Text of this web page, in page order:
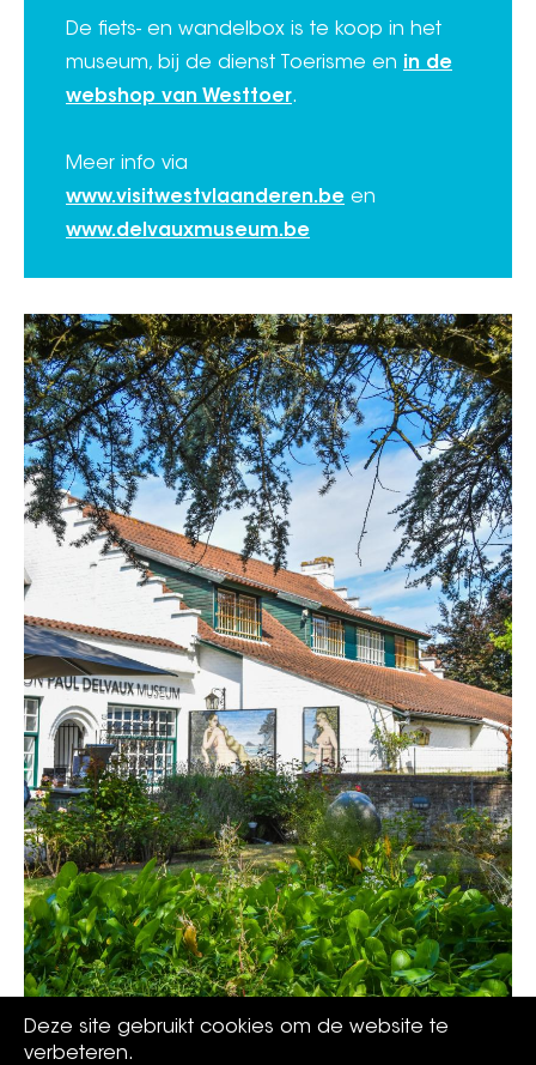
De fiets- en wandelbox is te koop in het
museum, bij de dienst Toerisme en in de
webshop van Westtoer.
Meer info via
www.visitwestvlaanderen.be en
www.delvauxmuseum.be
Deze site gebruikt cookies om de website te
verbeteren.